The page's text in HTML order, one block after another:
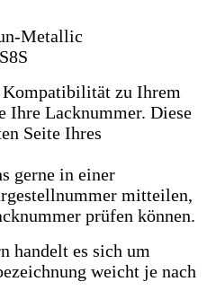
Metallic
zu Ihrem
Ihre Lacknummer. Diese
Seite Ihres
gerne in einer
mitteilen,
prüfen können.
handelt es sich um
weicht je nach